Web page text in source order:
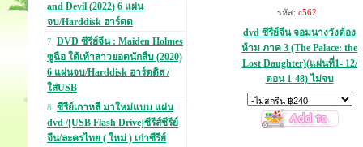
and Devil (2022) 6 แผ่น
จบ/Harddisk ฮาร์ดด
7. DVD ซีรีย์จีน : Maiden Holmes
ซูฉือ ใต้เท้าสาวยอดนักสืบ (2020)
6 แผ่นจบ/Harddisk ฮาร์ดดิส /
ใส่USB
8. ซีรีย์เกาหลี มาใหม่แบบ แผ่น
dvd /[USB Flash Drive]ซีรีส์ซีรีย์
จีน/ละครไทย ( ใหม่ ) เก่าซีรีย์
รหัส: c562
dvd ซีรีย์จีน จอมนางวังต้อง
ห้าม ภาค 3 (The Palace: the
Lost Daughter)(แผ่นที่1- 12/
ตอน 1-48) ไม่จบ